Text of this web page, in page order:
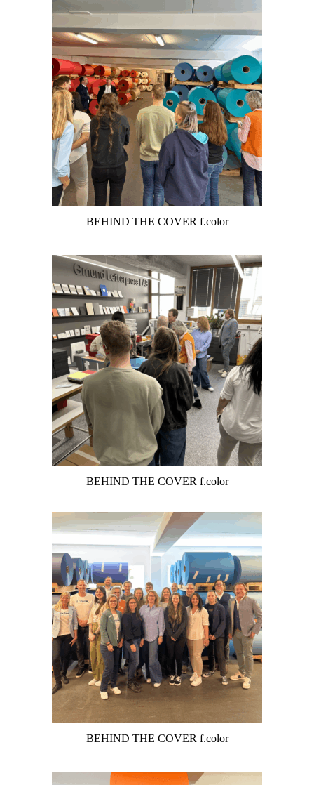
BEHIND THE COVER f.color
BEHIND THE COVER f.color
BEHIND THE COVER f.color